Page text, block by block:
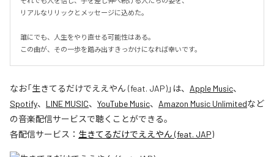
リアルなリリックとメッセージに込めた。
誰にでも、人生をやり直せる可能性はある。
この曲が、その一歩を踏み出すきっかけになれば幸いです。
なお「生きてるだけでええやん (feat. JAP)」は、 Apple Music、
Spotify、 LINE MUSIC、 YouTube Music、 Amazon Music Unlimitedなど
の音楽配信サービスで聴くことができる。
各配信サービス： 生きてるだけでええやん (feat. JAP)